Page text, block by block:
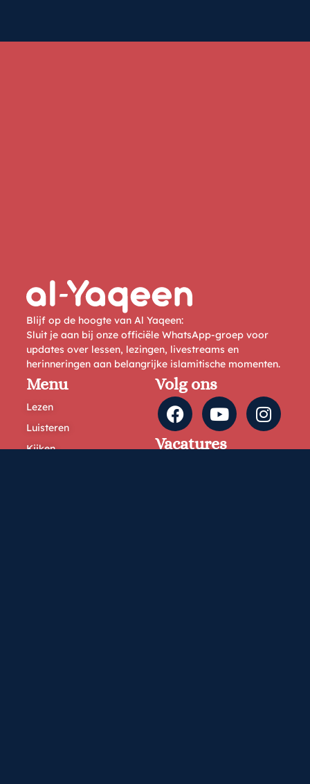
Blijf op de hoogte van Al Yaqeen:
Sluit je aan bij onze officiële WhatsApp-groep voor
updates over lessen, lezingen, livestreams en
herinneringen aan belangrijke islamitische momenten.
Menu
Lezen
Luisteren
Kijken
Volg ons
Vacatures